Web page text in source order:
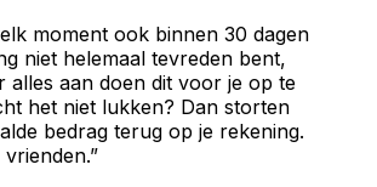
moment ook binnen 30 dagen
niet helemaal tevreden bent,
alles aan doen dit voor je op te
het niet lukken? Dan storten
bedrag terug op je rekening.